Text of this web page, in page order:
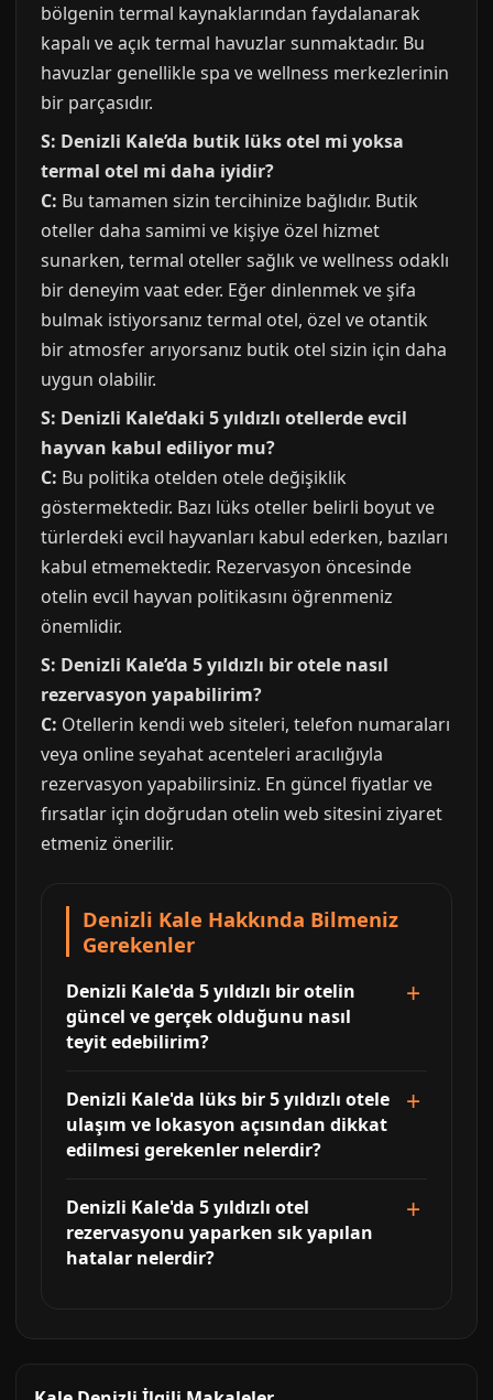
bölgenin termal kaynaklarından faydalanarak
kapalı ve açık termal havuzlar sunmaktadır. Bu
havuzlar genellikle spa ve wellness merkezlerinin
bir parçasıdır.
S: Denizli Kale’da butik lüks otel mi yoksa
termal otel mi daha iyidir?
C: Bu tamamen sizin tercihinize bağlıdır. Butik
oteller daha samimi ve kişiye özel hizmet
sunarken, termal oteller sağlık ve wellness odaklı
bir deneyim vaat eder. Eğer dinlenmek ve şifa
bulmak istiyorsanız termal otel, özel ve otantik
bir atmosfer arıyorsanız butik otel sizin için daha
uygun olabilir.
S: Denizli Kale’daki 5 yıldızlı otellerde evcil
hayvan kabul ediliyor mu?
C: Bu politika otelden otele değişiklik
göstermektedir. Bazı lüks oteller belirli boyut ve
türlerdeki evcil hayvanları kabul ederken, bazıları
kabul etmemektedir. Rezervasyon öncesinde
otelin evcil hayvan politikasını öğrenmeniz
önemlidir.
S: Denizli Kale’da 5 yıldızlı bir otele nasıl
rezervasyon yapabilirim?
C: Otellerin kendi web siteleri, telefon numaraları
veya online seyahat acenteleri aracılığıyla
rezervasyon yapabilirsiniz. En güncel fiyatlar ve
fırsatlar için doğrudan otelin web sitesini ziyaret
etmeniz önerilir.
Denizli Kale Hakkında Bilmeniz
Gerekenler
Denizli Kale'da 5 yıldızlı bir otelin
güncel ve gerçek olduğunu nasıl
teyit edebilirim?
Denizli Kale'da lüks bir 5 yıldızlı otele
ulaşım ve lokasyon açısından dikkat
edilmesi gerekenler nelerdir?
Denizli Kale'da 5 yıldızlı otel
rezervasyonu yaparken sık yapılan
hatalar nelerdir?